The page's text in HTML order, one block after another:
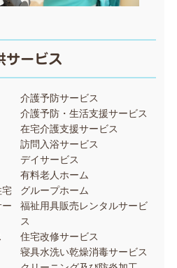
サービス
介護予防サービス
介護予防・生活支援サービス
在宅介護支援サービス
訪問入浴サービス
デイサービス
有料老人ホーム
宅
グループホーム
福祉用具販売レンタルサービ
ス
住宅改修サービス
寝具水洗い乾燥消毒サービス